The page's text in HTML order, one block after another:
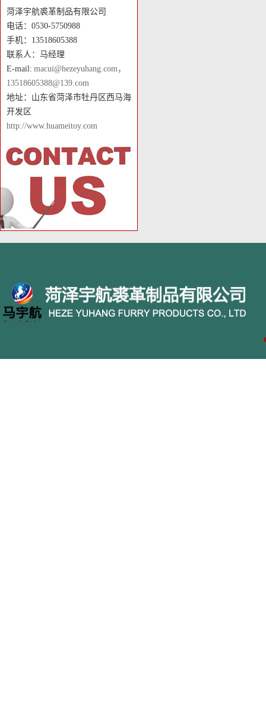
菏泽宇航裘革制品有限公司
电话：0530-5750988
手机：13518605388
联系人：马经理
E-mail: macui@hezeyuhang.com，
13518605388@139.com
地址：山东省菏泽市牡丹区西马海
开发区
http://www.huameitoy.com